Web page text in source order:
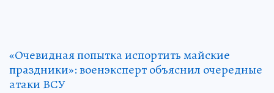
«Очевидная попытка испортить майские
праздники»: военэксперт объяснил очередные
атаки ВСУ